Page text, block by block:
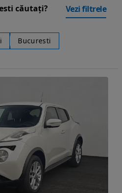
căutați? Vezi filtrele
Bucuresti